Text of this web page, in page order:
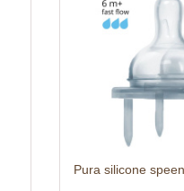
Pura silicone